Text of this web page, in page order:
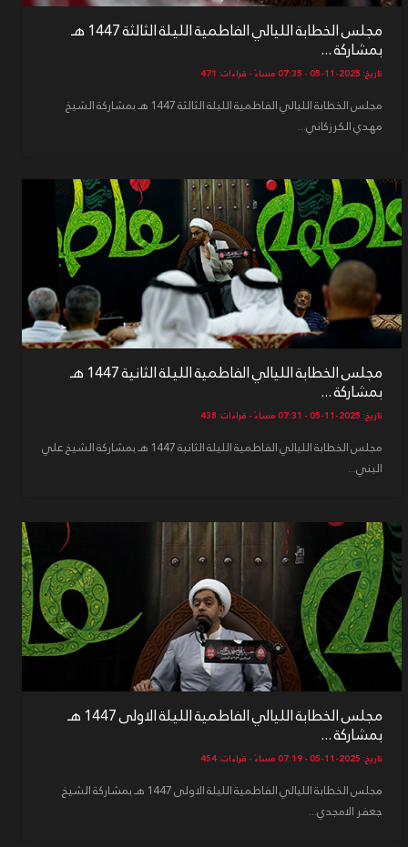
مجلس الخطابة الليالي الفاطمية الليلة الثالثة 1447 هـ
بمشاركة ...
تاريخ: 2025-11-05 - 07:35 مساءً - قراءات: 471
مجلس الخطابة الليالي الفاطمية الليلة الثالثة 1447 هـ بمشاركة الشيخ
مهدي الكرزكاني...
مجلس الخطابة الليالي الفاطمية الليلة الثانية 1447 هـ
بمشاركة ...
تاريخ: 2025-11-05 - 07:31 مساءً - قراءات: 438
مجلس الخطابة الليالي الفاطمية الليلة الثانبة 1447 هـ بمشاركة الشيخ علي
البني...
مجلس الخطابة الليالي الفاطمية الليلة الاولى 1447 هـ
بمشاركة ...
تاريخ: 2025-11-05 - 07:19 مساءً - قراءات: 454
مجلس الخطابة الليالي الفاطمية الليلة الاولى 1447 هـ بمشاركة الشيخ
جعفر الامجدي...